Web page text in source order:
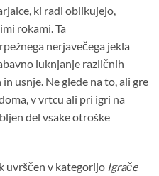
ki radi oblikujejo,
rokami. Ta
nerjavečega jekla
luknjanje različnih
usnje. Ne glede na to, ali gre
v vrtcu ali pri igri na
del vsake otroške
uvrščen v kategorijo Igrače